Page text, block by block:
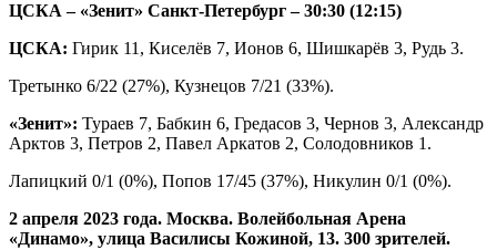
ЦСКА – «Зенит» Санкт-Петербург – 30:30 (12:15)
ЦСКА: Гирик 11, Киселёв 7, Ионов 6, Шишкарёв 3, Рудь 3.
Третынко 6/22 (27%), Кузнецов 7/21 (33%).
«Зенит»: Тураев 7, Бабкин 6, Гредасов 3, Чернов 3, Александр
Арктов 3, Петров 2, Павел Аркатов 2, Солодовников 1.
Лапицкий 0/1 (0%), Попов 17/45 (37%), Никулин 0/1 (0%).
2 апреля 2023 года. Москва. Волейбольная Арена
«Динамо», улица Василисы Кожиной, 13. 300 зрителей.